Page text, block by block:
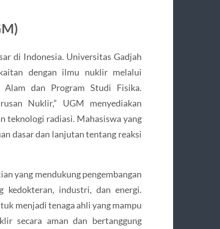
di Indonesia. Universitas Gadjah
dengan ilmu nuklir melalui
dan Program Studi Fisika.
Nuklir,” UGM menyediakan
teknologi radiasi. Mahasiswa yang
dasar dan lanjutan tentang reaksi
yang mendukung pengembangan
kedokteran, industri, dan energi.
menjadi tenaga ahli yang mampu
secara aman dan bertanggung